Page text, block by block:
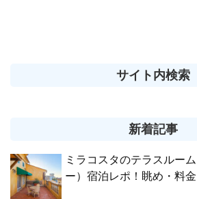
サイト内検索
新着記事
ミラコスタのテラスルー
ー）宿泊レポ！眺め・料